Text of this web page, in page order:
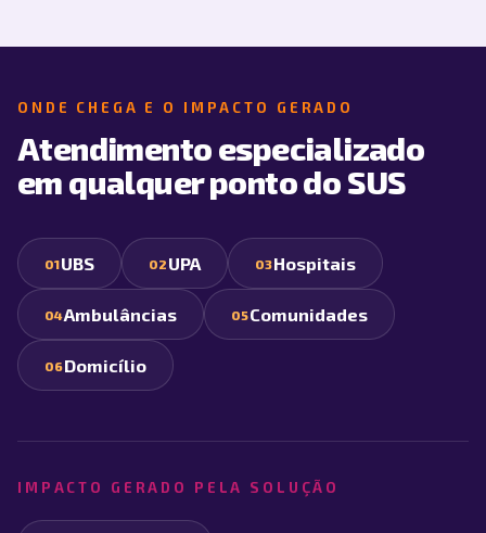
ONDE CHEGA E O IMPACTO GERADO
Atendimento especializado
em qualquer ponto do SUS
01UBS 02 UPA 03Hospitais
04Ambulâncias 05Comunidades
06Domicílio
IMPACTO GERADO PELA SOLUÇÃO